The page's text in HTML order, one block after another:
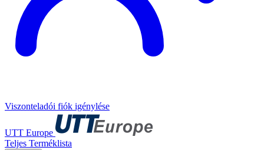
Viszonteladói fiók igénylése
UTT Europe
Teljes Terméklista